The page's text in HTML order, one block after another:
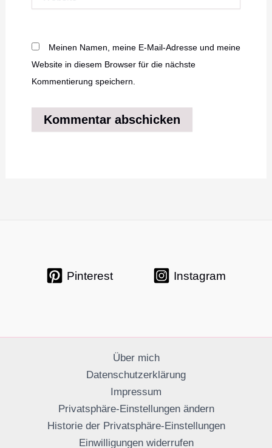
Meinen Namen, meine E-Mail-Adresse und meine
Website in diesem Browser für die nächste
Kommentierung speichern.
Pinterest Instagram
Über mich
Datenschutzerklärung
Impressum
Privatsphäre-Einstellungen ändern
Historie der Privatsphäre-Einstellungen
Einwilligungen widerrufen